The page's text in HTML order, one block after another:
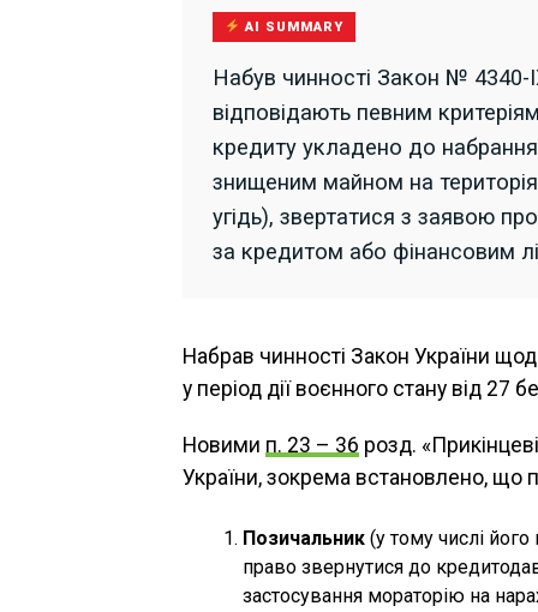
AI SUMMARY
Набув чинності Закон №
відповідають певним
кредиту укладено до
знищеним майном на
угідь), звертатися з заявою
за кредитом або фінансовим
Набрав чинності Закон України
у період дії воєнного стану від 27
Новими п. 23 – 36 розд.
України, зокрема встановлено, що
Позичальник (у тому числі
право звернутися до
застосування мораторію на